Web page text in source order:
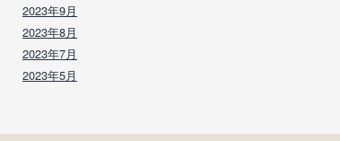
2023年9月
2023年8月
2023年7月
2023年5月